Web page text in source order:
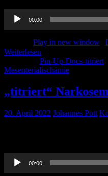
Audio-
Player
00:00
Play in new window
Weiterlesen
Pin-Up-Docs-titriert
Mesenterialischämie
„titriert“
20. April 2022 Johannes Pott
Audio-
Player
00:00